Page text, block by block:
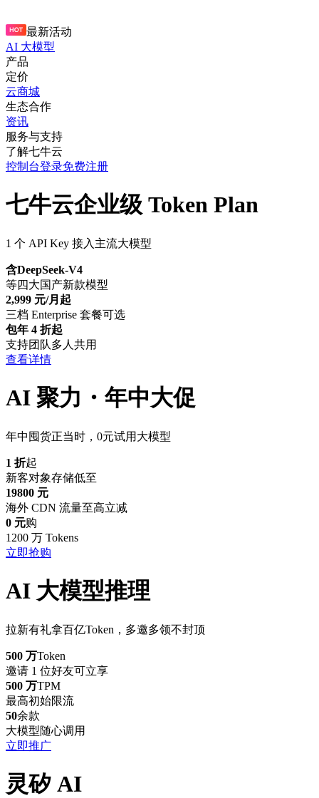
最新活动
AI 大模型
产品
定价
云商城
生态合作
资讯
服务与支持
了解七牛云
控制台登录免费注册
七牛云企业级 Token Plan
1 个 API Key 接入主流大模型
含DeepSeek-V4
等四大国产新款模型
2,999 元/月起
三档 Enterprise 套餐可选
包年 4 折起
支持团队多人共用
查看详情
AI 聚力・年中大促
年中囤货正当时，0元试用大模型
1 折起
新客对象存储低至
19800 元
海外 CDN 流量至高立减
0 元购
1200 万 Tokens
立即抢购
AI 大模型推理
拉新有礼拿百亿Token，多邀多领不封顶
500 万Token
邀请 1 位好友可立享
500 万TPM
最高初始限流
50余款
大模型随心调用
立即推广
灵矽 AI